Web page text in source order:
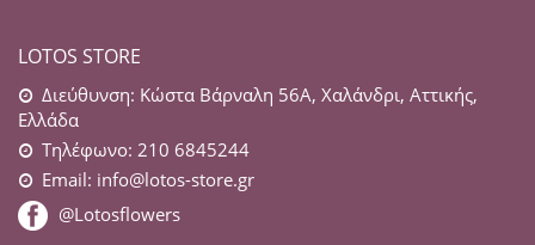
LOTOS STORE
Διεύθυνση: Κώστα Βάρναλη 56Α, Χαλάνδρι, Αττικής,
Ελλάδα
Τηλέφωνο: 210 6845244
Email: info@lotos-store.gr
@Lotosflowers